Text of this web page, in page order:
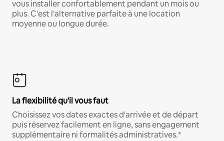
vous installer confortablement pendant un mois ou
plus. C'est l'alternative parfaite à une location
moyenne ou longue durée.
La flexibilité qu'il vous faut
Choisissez vos dates exactes d'arrivée et de départ
puis réservez facilement en ligne, sans engagement
supplémentaire ni formalités administratives.*